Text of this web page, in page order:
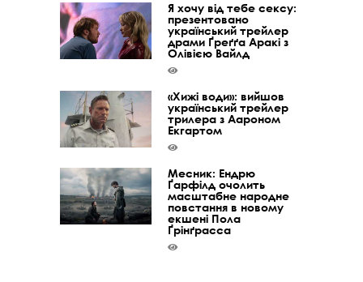
Я хочу від тебе сексу:
презентовано
український трейлер
драми Ґреґґа Аракі з
Олівією Вайлд
«Хижі води»: вийшов
український трейлер
трилера з Аароном
Екгартом
Месник: Ендрю
Ґарфілд очолить
масштабне народне
повстання в новому
екшені Пола
Ґрінґрасса